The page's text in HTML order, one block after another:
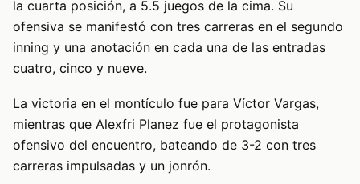
la cuarta posición, a 5.5 juegos de la cima. Su
ofensiva se manifestó con tres carreras en el segundo
inning y una anotación en cada una de las entradas
cuatro, cinco y nueve.
La victoria en el montículo fue para Víctor Vargas,
mientras que Alexfri Planez fue el protagonista
ofensivo del encuentro, bateando de 3-2 con tres
carreras impulsadas y un jonrón.